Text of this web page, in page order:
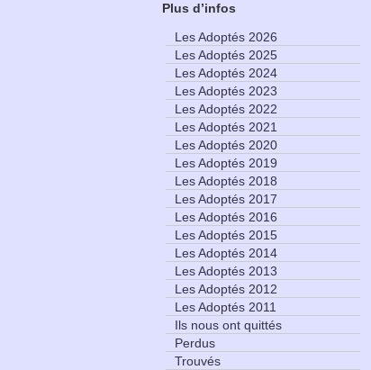
Plus d’infos
Les Adoptés 2026
Les Adoptés 2025
Les Adoptés 2024
Les Adoptés 2023
Les Adoptés 2022
Les Adoptés 2021
Les Adoptés 2020
Les Adoptés 2019
Les Adoptés 2018
Les Adoptés 2017
Les Adoptés 2016
Les Adoptés 2015
Les Adoptés 2014
Les Adoptés 2013
Les Adoptés 2012
Les Adoptés 2011
Ils nous ont quittés
Perdus
Trouvés